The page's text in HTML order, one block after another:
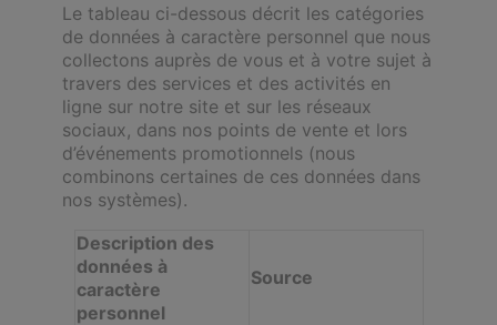
Le tableau ci-dessous décrit les catégories
de données à caractère personnel que nous
collectons auprès de vous et à votre sujet à
travers des services et des activités en
ligne sur notre site et sur les réseaux
sociaux, dans nos points de vente et lors
d’événements promotionnels (nous
combinons certaines de ces données dans
nos systèmes).
Description des
données à
caractère
personnel
Source